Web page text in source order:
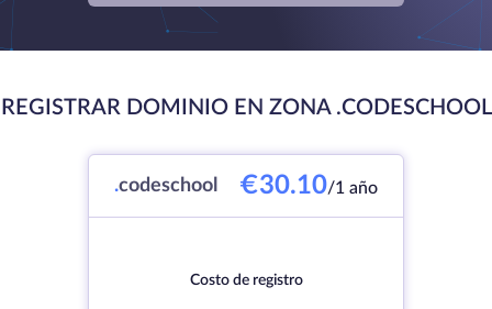
REGISTRAR DOMINIO EN ZONA .CODESCHOOL
.codeschool €30.10/1 año
Costo de registro